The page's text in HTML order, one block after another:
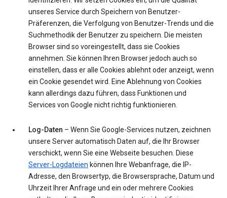
unseres Service durch Speichern von Benutzer-
Präferenzen, die Verfolgung von Benutzer-Trends und die
Suchmethodik der Benutzer zu speichern. Die meisten
Browser sind so voreingestellt, dass sie Cookies
annehmen. Sie können Ihren Browser jedoch auch so
einstellen, dass er alle Cookies ablehnt oder anzeigt, wenn
ein Cookie gesendet wird. Eine Ablehnung von Cookies
kann allerdings dazu führen, dass Funktionen und
Services von Google nicht richtig funktionieren.
Log-Daten – Wenn Sie Google-Services nutzen, zeichnen
unsere Server automatisch Daten auf, die Ihr Browser
verschickt, wenn Sie eine Webseite besuchen. Diese
Server-Logdateien können Ihre Webanfrage, die IP-
Adresse, den Browsertyp, die Browsersprache, Datum und
Uhrzeit Ihrer Anfrage und ein oder mehrere Cookies